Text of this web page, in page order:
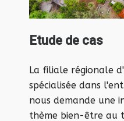
Etude de cas
La filiale régionale
spécialisée dans
nous demande une
thème bien-être au